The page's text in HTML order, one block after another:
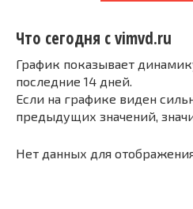
Что сегодня с vimvd.ru
График показывает
последние 14 дней.
Если на графике виден
предыдущих значений,
Нет данных для